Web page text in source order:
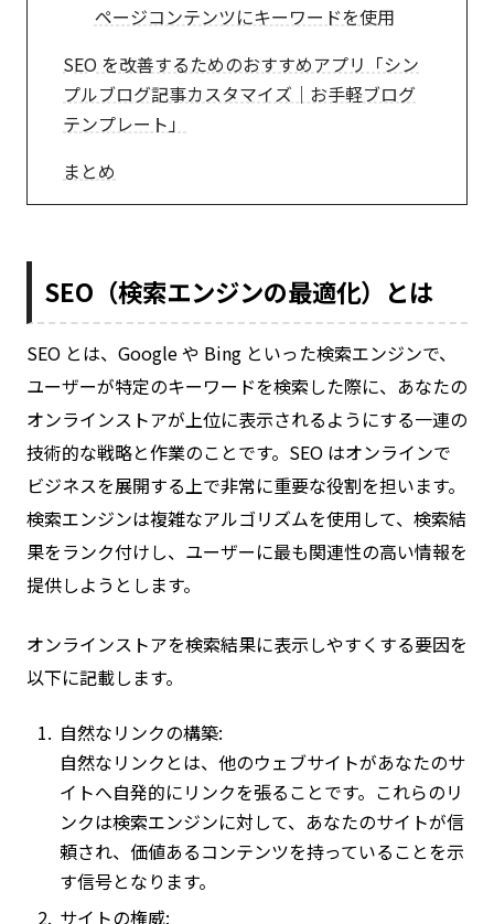
ページコンテンツにキーワードを使用
SEO を改善するためのおすすめアプリ「シン
プルブログ記事カスタマイズ｜お手軽ブログ
テンプレート」
まとめ
SEO（検索エンジンの最適化）とは
SEO とは、Google や Bing といった検索エンジンで、
ユーザーが特定のキーワードを検索した際に、あなたの
オンラインストアが上位に表示されるようにする一連の
技術的な戦略と作業のことです。SEO はオンラインで
ビジネスを展開する上で非常に重要な役割を担います。
検索エンジンは複雑なアルゴリズムを使用して、検索結
果をランク付けし、ユーザーに最も関連性の高い情報を
提供しようとします。
オンラインストアを検索結果に表示しやすくする要因を
以下に記載します。
自然なリンクの構築:
自然なリンクとは、他のウェブサイトがあなたのサ
イトへ自発的にリンクを張ることです。これらのリ
ンクは検索エンジンに対して、あなたのサイトが信
頼され、価値あるコンテンツを持っていることを示
す信号となります。
サイトの権威: